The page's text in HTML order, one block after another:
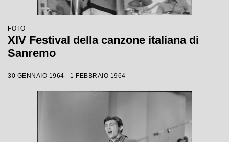
FOTO
XIV Festival della canzone italiana di
Sanremo
30 GENNAIO 1964 - 1 FEBBRAIO 1964